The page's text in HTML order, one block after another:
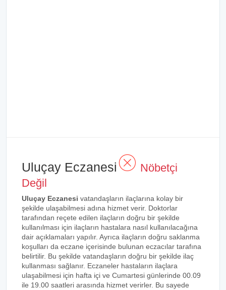
Uluçay Eczanesi
Nöbetçi
Değil
Uluçay Eczanesi vatandaşların ilaçlarına kolay bir
şekilde ulaşabilmesi adına hizmet verir. Doktorlar
tarafından reçete edilen ilaçların doğru bir şekilde
kullanılması için ilaçların hastalara nasıl kullanılacağına
dair açıklamaları yapılır. Ayrıca ilaçların doğru saklanma
koşulları da eczane içerisinde bulunan eczacılar tarafına
belirtilir. Bu şekilde vatandaşların doğru bir şekilde ilaç
kullanması sağlanır. Eczaneler hastaların ilaçlara
ulaşabilmesi için hafta içi ve Cumartesi günlerinde 00.09
ile 19.00 saatleri arasında hizmet verirler. Bu sayede